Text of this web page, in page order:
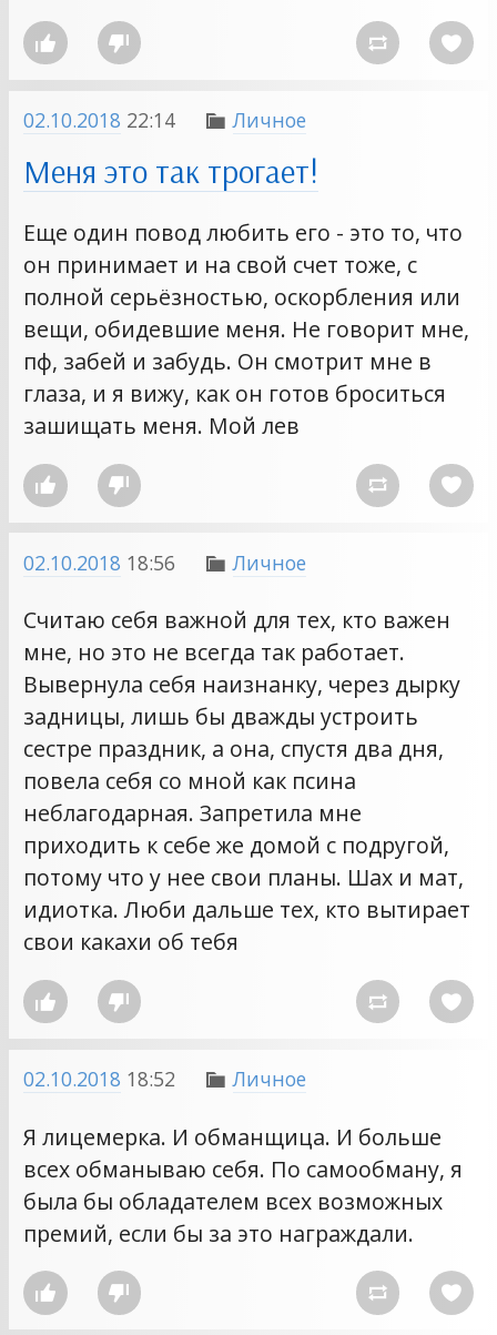
   
02.10.2018 22:14  Личное
Меня это так трогает!
Еще один повод любить его - это то, что
он принимает и на свой счет тоже, с
полной серьёзностью, оскорбления или
вещи, обидевшие меня. Не говорит мне,
пф, забей и забудь. Он смотрит мне в
глаза, и я вижу, как он готов броситься
зашищать меня. Мой лев
   
02.10.2018 18:56  Личное
Считаю себя важной для тех, кто важен
мне, но это не всегда так работает.
Вывернула себя наизнанку, через дырку
задницы, лишь бы дважды устроить
сестре праздник, а она, спустя два дня,
повела себя со мной как псина
неблагодарная. Запретила мне
приходить к себе же домой с подругой,
потому что у нее свои планы. Шах и мат,
идиотка. Люби дальше тех, кто вытирает
свои какахи об тебя
   
02.10.2018 18:52  Личное
Я лицемерка. И обманщица. И больше
всех обманываю себя. По самообману, я
была бы обладателем всех возможных
премий, если бы за это награждали.
   